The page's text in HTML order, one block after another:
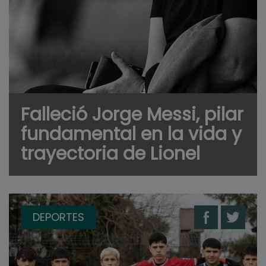
Falleció Jorge Messi, pilar
fundamental en la vida y
trayectoria de Lionel
DEPORTES